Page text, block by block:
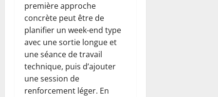
première approche
concrète peut être de
planifier un week-end type
avec une sortie longue et
une séance de travail
technique, puis d’ajouter
une session de
renforcement léger. En